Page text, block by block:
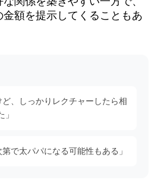
額を提示してくることもあ
ど、しっかりレクチャーしたら相
第で太パパになる可能性もある」